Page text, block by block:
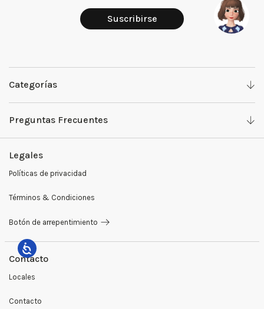
Suscribirse
Categorías
Pantalones
Sweaters y buzos
Remeras
Camperas
Abrigos
Preguntas Frecuentes
Cambios y Devoluciones
Legales
Políticas de privacidad
Términos & Condiciones
Botón de arrepentimiento
Contacto
Locales
Contacto